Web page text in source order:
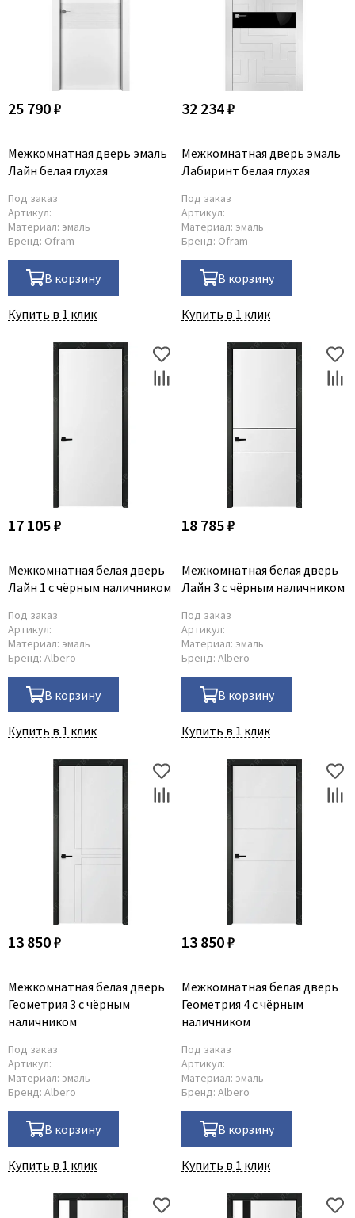
25 790 ₽
Межкомнатная дверь эмаль
Лайн белая глухая
Под заказ
Артикул:
Материал: эмаль
Бренд: Ofram
В корзину
Купить в 1 клик
32 234 ₽
Межкомнатная дверь эмаль
Лабиринт белая глухая
Под заказ
Артикул:
Материал: эмаль
Бренд: Ofram
В корзину
Купить в 1 клик
17 105 ₽
Межкомнатная белая дверь
Лайн 1 с чёрным наличником
Под заказ
Артикул:
Материал: эмаль
Бренд: Albero
В корзину
Купить в 1 клик
18 785 ₽
Межкомнатная белая дверь
Лайн 3 с чёрным наличником
Под заказ
Артикул:
Материал: эмаль
Бренд: Albero
В корзину
Купить в 1 клик
13 850 ₽
Межкомнатная белая дверь
Геометрия 3 с чёрным
наличником
Под заказ
Артикул:
Материал: эмаль
Бренд: Albero
В корзину
Купить в 1 клик
13 850 ₽
Межкомнатная белая дверь
Геометрия 4 с чёрным
наличником
Под заказ
Артикул:
Материал: эмаль
Бренд: Albero
В корзину
Купить в 1 клик